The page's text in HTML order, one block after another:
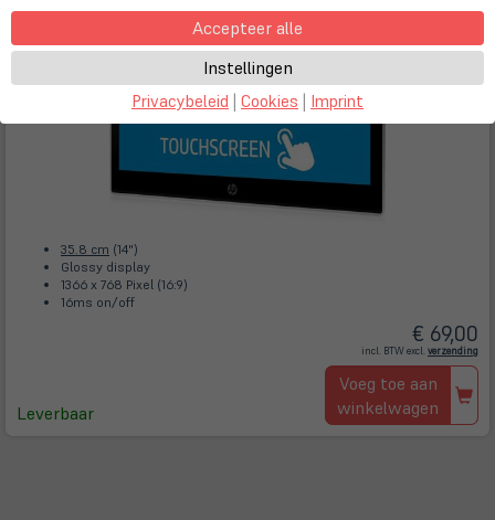
35.8 cm (14")
Glossy display
1366 x 768 Pixel (16:9)
16ms on/off
Leverbaar
€ 69,00
incl. BTW excl. verzending
Voeg toe aan
winkelwagen
Accepteer alle
Instellingen
Privacybeleid | Cookies | Imprint